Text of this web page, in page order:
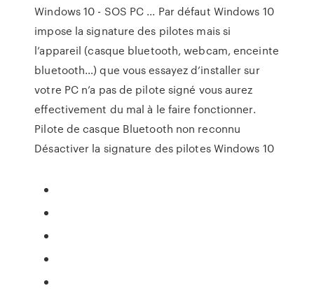
Windows 10 - SOS PC ... Par défaut Windows 10
impose la signature des pilotes mais si
l’appareil (casque bluetooth, webcam, enceinte
bluetooth…) que vous essayez d’installer sur
votre PC n’a pas de pilote signé vous aurez
effectivement du mal à le faire fonctionner.
Pilote de casque Bluetooth non reconnu
Désactiver la signature des pilotes Windows 10